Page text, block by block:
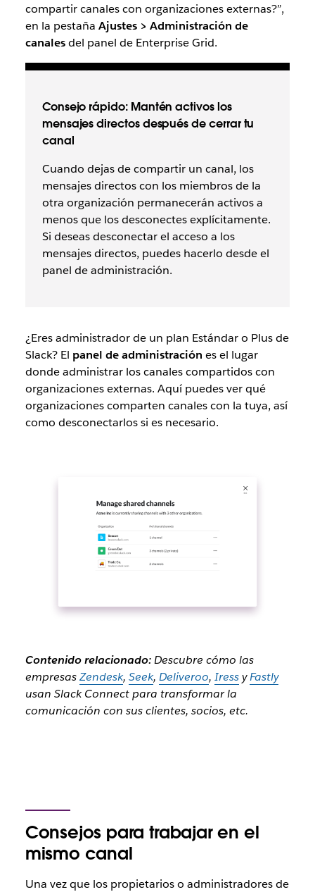
compartir canales con organizaciones externas?”,
en la pestaña Ajustes > Administración de
canalesdel panel de Enterprise Grid.
Consejo rápido: Mantén activos los
mensajes directos después de cerrar tu
canal
Cuando dejas de compartir un canal, los
mensajes directos con los miembros de la
otra organización permanecerán activos a
menos que los desconectes explícitamente.
Si deseas desconectar el acceso a los
mensajes directos, puedes hacerlo desde el
panel de administración.
¿Eres administrador de un plan Estándar o Plus de
Slack? El panel de administración es el lugar
donde administrar los canales compartidos con
organizaciones externas. Aquí puedes ver qué
organizaciones comparten canales con la tuya, así
como desconectarlos si es necesario.
Contenido relacionado:Descubre cómo las
empresasZendesk, Seek, Deliveroo, IressyFastly
usan Slack Connect para transformar la
comunicación con sus clientes, socios, etc.
Consejos para trabajar en el
mismo canal
Una vez que los propietarios o administradores de